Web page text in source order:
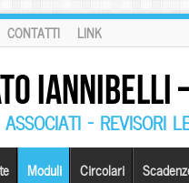
CONTATTI LINK
– REVISORI
Moduli Circolari